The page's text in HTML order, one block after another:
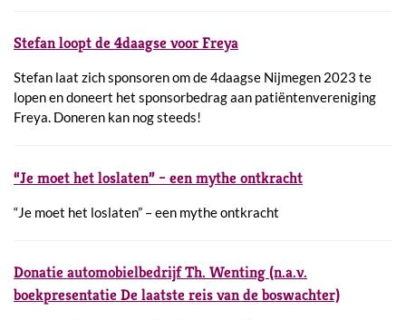
Stefan loopt de 4daagse voor Freya
Stefan laat zich sponsoren om de 4daagse Nijmegen 2023 te
lopen en doneert het sponsorbedrag aan patiëntenvereniging
Freya. Doneren kan nog steeds!
“Je moet het loslaten” – een mythe ontkracht
“Je moet het loslaten” – een mythe ontkracht
Donatie automobielbedrijf Th. Wenting (n.a.v.
boekpresentatie De laatste reis van de boswachter)